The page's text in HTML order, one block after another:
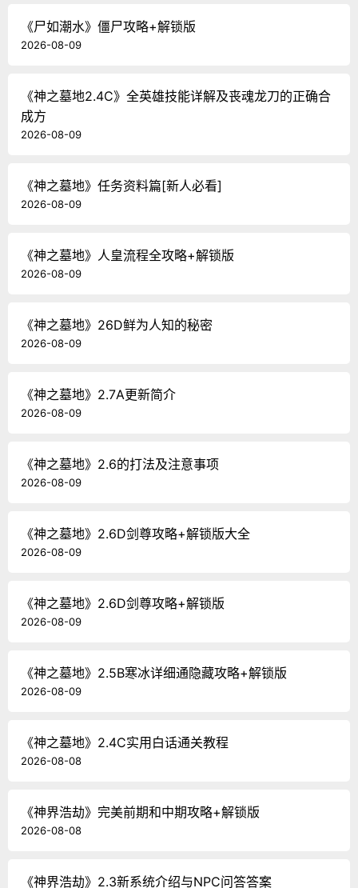
《尸如潮水》僵尸攻略+解锁版
2026-08-09
《神之墓地2.4C》全英雄技能详解及丧魂龙刀的正确合
成方
2026-08-09
《神之墓地》任务资料篇[新人必看]
2026-08-09
《神之墓地》人皇流程全攻略+解锁版
2026-08-09
《神之墓地》26D鲜为人知的秘密
2026-08-09
《神之墓地》2.7A更新简介
2026-08-09
《神之墓地》2.6的打法及注意事项
2026-08-09
《神之墓地》2.6D剑尊攻略+解锁版大全
2026-08-09
《神之墓地》2.6D剑尊攻略+解锁版
2026-08-09
《神之墓地》2.5B寒冰详细通隐藏攻略+解锁版
2026-08-09
《神之墓地》2.4C实用白话通关教程
2026-08-08
《神界浩劫》完美前期和中期攻略+解锁版
2026-08-08
《神界浩劫》2.3新系统介绍与NPC问答答案